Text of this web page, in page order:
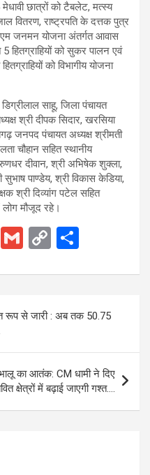
छात्रों को टैबलेट, मत्स्य
वितरण, राष्ट्रपति के दत्तक पुत्र
जनमन योजना अंतर्गत आवास
हितग्राहियों को सुकर पालन एवं
को विभागीय योजना
साहू, जिला पंचायत
श्री दीपक सिदार, खरसिया
जनपद पंचायत अध्यक्ष श्रीमती
चौहान सहित स्थानीय
दीवान, श्री अभिषेक शुक्ला,
पाण्डेय, श्री विकास केडिया,
श्री दिव्यांग पटेल सहित
मौजूद रहे।
T
G
ail
C
py
n
k
ar
e
रूप से जारी : अब तक 50.75
का आतंक: CM धामी ने दिए
क्षेत्रों में बढ़ाई जाएगी गश्त….